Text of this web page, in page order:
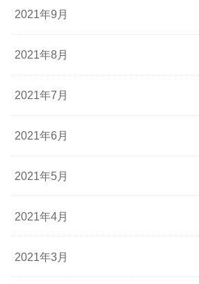
2021年9月
2021年8月
2021年7月
2021年6月
2021年5月
2021年4月
2021年3月